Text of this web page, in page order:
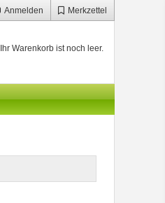
Anmelden Merkzettel
Ihr Warenkorb ist noch leer.